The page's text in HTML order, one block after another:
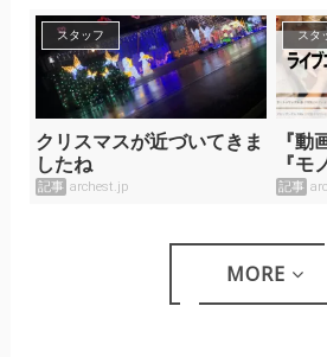
スタッフ
クリスマスが近づいてきま
したね
記事 archest.jp
スタ
『動
『モ
ース
記事
MORE